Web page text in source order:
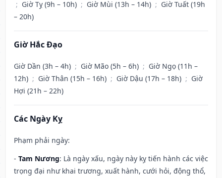
; Giờ Tỵ (9h – 10h) ; Giờ Mùi (13h – 14h) ; Giờ Tuất (19h
– 20h)
Giờ Hắc Đạo
Giờ Dần (3h – 4h) ; Giờ Mão (5h – 6h) ; Giờ Ngọ (11h –
12h) ; Giờ Thân (15h – 16h) ; Giờ Dậu (17h – 18h) ; Giờ
Hợi (21h – 22h)
Các Ngày Kỵ
Phạm phải ngày:
- Tam Nương: Là ngày xấu, ngày này kỵ tiến hành các việc
trọng đại như khai trương, xuất hành, cưới hỏi, động thổ,